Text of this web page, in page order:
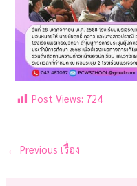
Post Views: 724
← Previous เรื่อง